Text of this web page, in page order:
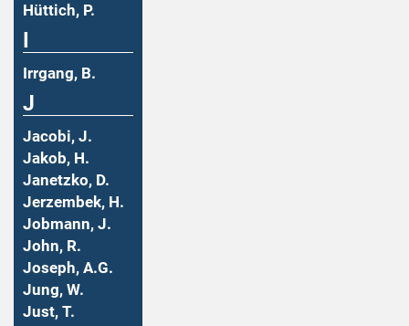
Hüttich, P.
Irrgang, B.
J
Jacobi, J.
Jakob, H.
Janetzko, D.
Jerzembek, H.
Jobmann, J.
John, R.
Joseph, A.G.
Jung, W.
Just, T.